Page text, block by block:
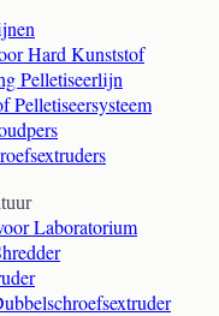
Hard Kunststof
Pelletiseerlijn
Pelletiseersysteem
Laboratorium